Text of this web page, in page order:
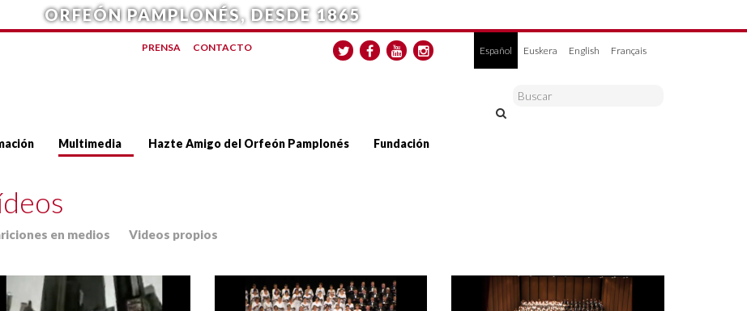
ORFEÓN PAMPLONÉS, DESDE 1865
Español Euskera English Français
PRENSA CONTACTO
Multimedia Hazte Amigo del Orfeón Pamplonés Fundación
en medios Videos propios